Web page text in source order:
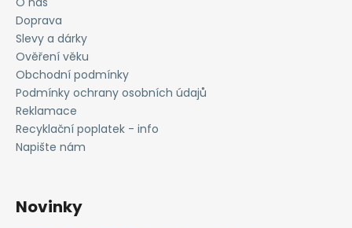
Doprava
Slevy a dárky
Ověření věku
Obchodní podmínky
Podmínky ochrany osobních údajů
Reklamace
Recyklační poplatek - info
Napište nám
Novinky